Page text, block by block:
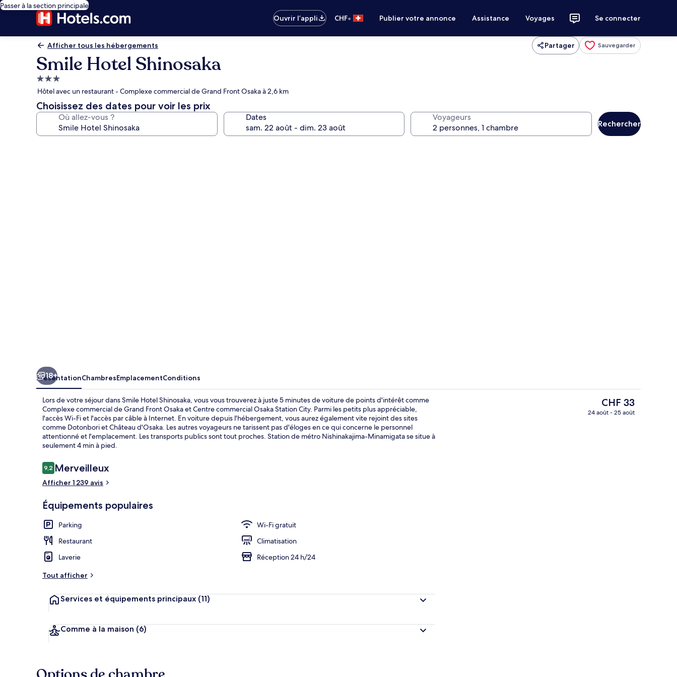
Passer à la section principale
Ouvrir l’appli
CHF• Publier votre annonce Assistance Voyages Se connecter
Afficher tous les hébergements Partager Sauvegarder
Smile Hotel Shinosaka
Hébergement
3.0 étoiles
Hôtel avec un restaurant - Complexe commercial de Grand Front Osaka à 2,6 km
Choisissez des dates pour voir les prix
Où allez-vous ? Dates Voyageurs
Rechercher
18+
PrésentationChambresEmplacementConditions
Lors de votre séjour dans Smile Hotel Shinosaka, vous vous trouverez à juste 5 minutes de voiture de points d'intérêt comme
Complexe commercial de Grand Front Osaka et Centre commercial Osaka Station City. Parmi les petits plus appréciable,
l'accès Wi-Fi et l'accès par câble à Internet. En voiture depuis l'hébergement, vous aurez également vite rejoint des sites
comme Dotonbori et Château d'Osaka. Les autres voyageurs ne tarissent pas d'éloges en ce qui concerne le personnel
attentionné et l'emplacement. Les transports publics sont tout proches. Station de métro Nishinakajima-Minamigata se situe à
seulement 4 min à pied.
Avis
voyageurs
9,29,2 sur 10
Merveilleux
Afficher 1 239 avis
Équipements populaires
Parking
Wi-Fi gratuit
Restaurant
Climatisation
Laverie
Réception 24 h/24
Tout afficher
Services et équipements principaux (11)
Comme à la maison (6)
Le
prix
CHF 33
24 août - 25 août